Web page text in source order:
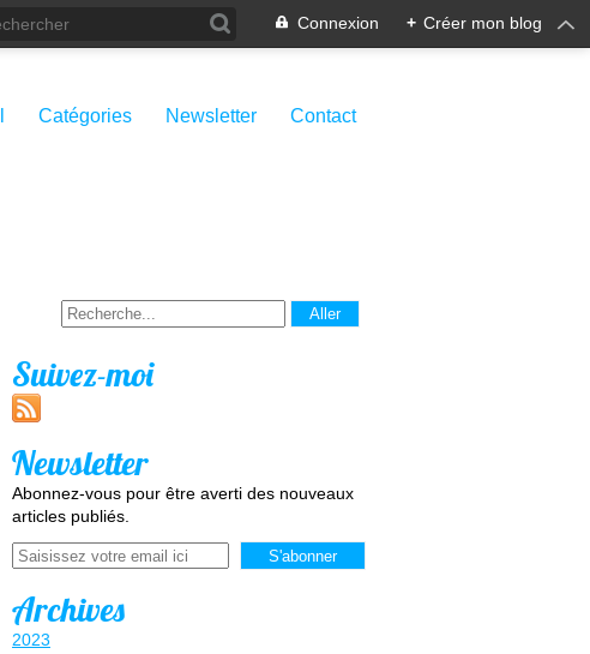
Connexion + Créer mon blog
Catégories Newsletter Contact
Suivez-moi
Newsletter
Abonnez-vous pour être averti des nouveaux
articles publiés.
Email
Archives
2023